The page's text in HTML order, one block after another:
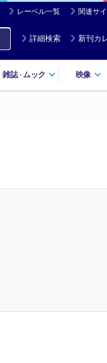
レーベル一覧 関連サイ
詳細検索 新刊カ
雑誌・ ムック 映像